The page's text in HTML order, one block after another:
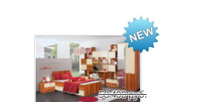
58 400 руб.